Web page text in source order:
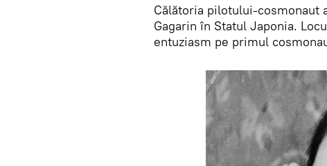
Călătoria pilotului-cosmonaut
Gagarin în Statul Japonia.
entuziasm pe primul